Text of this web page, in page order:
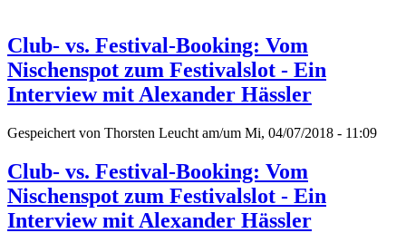
Club- vs. Festival-Booking: Vom
Nischenspot zum Festivalslot - Ein
Interview mit Alexander Hässler
Gespeichert von Thorsten Leucht am/um Mi, 04/07/2018 - 11:09
Club- vs. Festival-Booking: Vom
Nischenspot zum Festivalslot - Ein
Interview mit Alexander Hässler